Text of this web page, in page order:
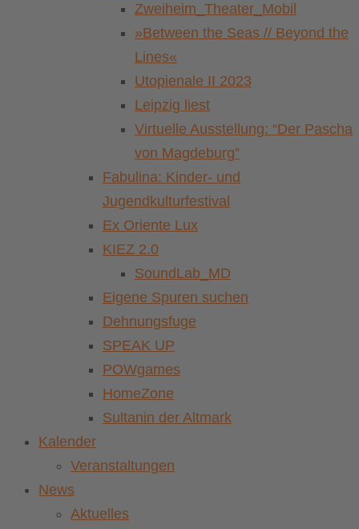
Zweiheim_Theater_Mobil
»Between the Seas // Beyond the
Lines«
Utopienale II 2023
Leipzig liest
Virtuelle Ausstellung: “Der Pascha
von Magdeburg”
Fabulina: Kinder- und
Jugendkulturfestival
Ex Oriente Lux
KIEZ 2.0
SoundLab_MD
Eigene Spuren suchen
Dehnungsfuge
SPEAK UP
POWgames
HomeZone
Sultanin der Altmark
Kalender
Veranstaltungen
News
Aktuelles